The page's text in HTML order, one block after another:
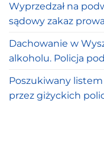
Wyprzedzał na
sądowy zakaz
Dachowanie w
alkoholu. Policja
Poszukiwany
przez giżyckich